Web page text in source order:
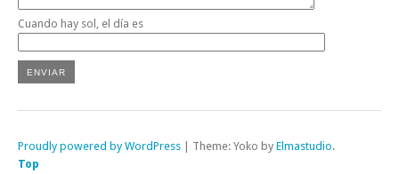
Cuando hay sol, el día es
Proudly powered by WordPress | Theme: Yoko by Elmastudio.
Top